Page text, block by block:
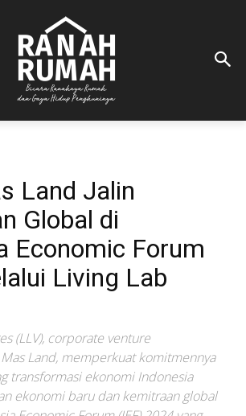
Land Jalin
Global di
Economic Forum
Living Lab
(LLV), corporate venture
Land, memperkuat komitmennya
transformasi ekonomi Indonesia
ekonomi baru dan kemitraan global